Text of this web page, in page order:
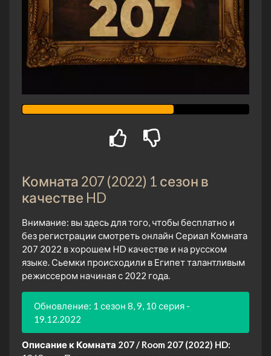
Комната 207 (2022) 1 сезон в
качестве HD
Внимание: вы здесь для того, чтобы бесплатно и
без регистрации смотреть онлайн Сериал Комната
207 2022 в хорошем HD качестве и на русском
языке. Сьемки происходили в Египет талантливым
режиссером начиная с 2022 года.
Обновление: 1 сезон 8, 9, 10 серия -
19.12.2022
Описание к Комната 207 / Room 207 (2022) HD: